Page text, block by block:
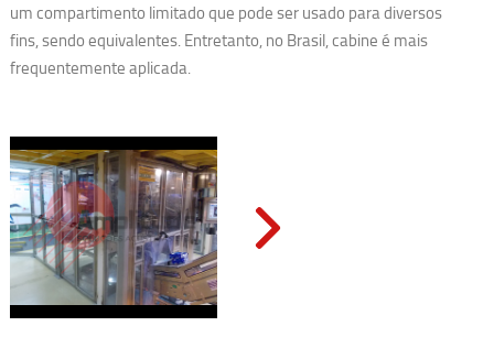
um compartimento limitado que pode ser usado para diversos
fins, sendo equivalentes. Entretanto, no Brasil, cabine é mais
frequentemente aplicada.